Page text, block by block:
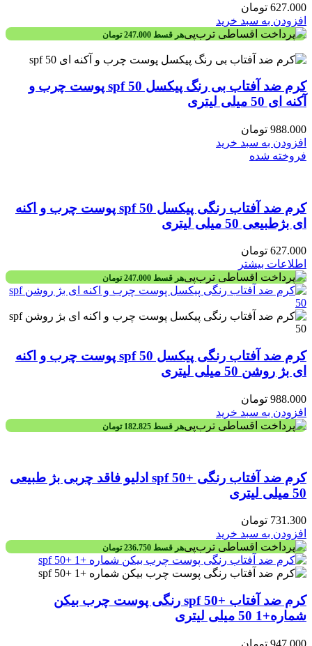
627.000 تومان
افزودن به سبد خرید
هر قسط 247.000 تومان
کرم ضد آفتاب بی رنگ پیکسل spf 50 پوست چرب و
آکنه ای 50 میلی لیتری
988.000 تومان
افزودن به سبد خرید
فروخته شده
کرم ضد آفتاب رنگی پیکسل spf 50 پوست چرب و اکنه
ای بژطبیعی 50 میلی لیتری
627.000 تومان
اطلاعات بیشتر
هر قسط 247.000 تومان
کرم ضد آفتاب رنگی پیکسل spf 50 پوست چرب و اکنه
ای بژ روشن 50 میلی لیتری
988.000 تومان
افزودن به سبد خرید
هر قسط 182.825 تومان
کرم ضد آفتاب رنگی +spf 50 ادلیو فاقد چربی بژ طبیعی
50 میلی لیتری
731.300 تومان
افزودن به سبد خرید
هر قسط 236.750 تومان
کرم ضد آفتاب +spf 50 رنگی پوست چرب بیکن
شماره+1 50 میلی لیتری
947.000 تومان